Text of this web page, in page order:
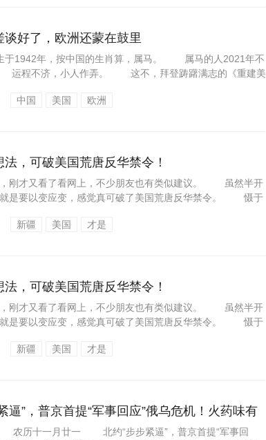
好了，欧洲还蒙在鼓里
年，按中国的生肖算，属马。 属马的人2021年不
程不济，小人作弄。 这不，拜登踌躇满志的《重建美
中国 美国 欧洲
，可破美国荒唐反华禁令！
刚才又看了看网上，不少朋友也有类似建议。 虽然半开
就是要以变应变，感觉真可破了美国荒唐反华禁令。 慑于
新疆 美国 才是
，可破美国荒唐反华禁令！
刚才又看了看网上，不少朋友也有类似建议。 虽然半开
就是要以变应变，感觉真可破了美国荒唐反华禁令。 慑于
新疆 美国 才是
逼”，普京首提“军事回应”俄乌危机！火药味有
十一月廿一 北约“步步紧逼”，普京首提“军事回